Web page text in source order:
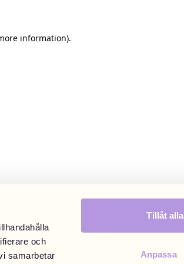
och
samarbetar
Tillåt alla
Anpassa
information).